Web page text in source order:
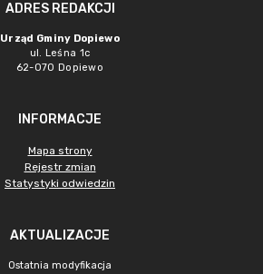
ADRES REDAKCJI
Urząd Gminy Dopiewo
ul. Leśna 1c
62-070 Dopiewo
INFORMACJE
Mapa strony
Rejestr zmian
Statystyki odwiedzin
AKTUALIZACJE
Ostatnia modyfikacja